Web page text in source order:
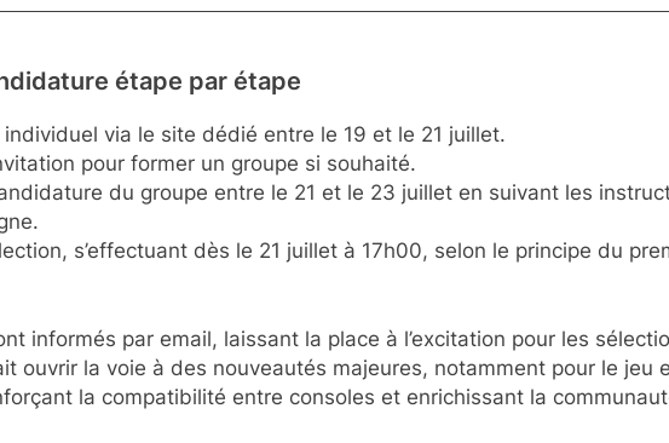
étape par étape
via le site dédié entre le 19 et le 21 juillet.
pour former un groupe si souhaité.
du groupe entre le 21 et le 23 juillet en suivant les
s’effectuant dès le 21 juillet à 17h00, selon le principe du
informés par email, laissant la place à l’excitation pour les
ouvrir la voie à des nouveautés majeures, notamment pour le jeu
la compatibilité entre consoles et enrichissant la